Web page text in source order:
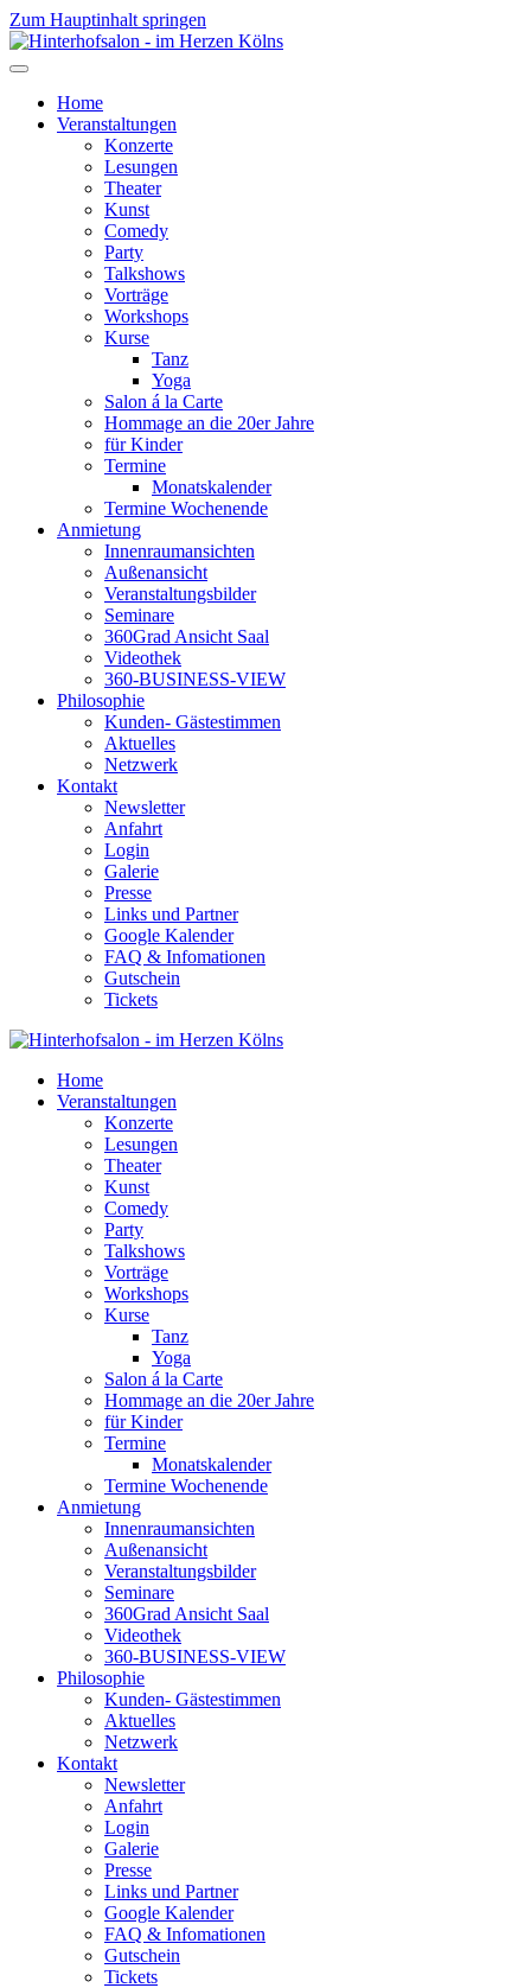
Zum Hauptinhalt springen
Home
Veranstaltungen
Konzerte
Lesungen
Theater
Kunst
Comedy
Party
Talkshows
Vorträge
Workshops
Kurse
Tanz
Yoga
Salon á la Carte
Hommage an die 20er Jahre
für Kinder
Termine
Monatskalender
Termine Wochenende
Anmietung
Innenraumansichten
Außenansicht
Veranstaltungsbilder
Seminare
360Grad Ansicht Saal
Videothek
360-BUSINESS-VIEW
Philosophie
Kunden- Gästestimmen
Aktuelles
Netzwerk
Kontakt
Newsletter
Anfahrt
Login
Galerie
Presse
Links und Partner
Google Kalender
FAQ & Infomationen
Gutschein
Tickets
Home
Veranstaltungen
Konzerte
Lesungen
Theater
Kunst
Comedy
Party
Talkshows
Vorträge
Workshops
Kurse
Tanz
Yoga
Salon á la Carte
Hommage an die 20er Jahre
für Kinder
Termine
Monatskalender
Termine Wochenende
Anmietung
Innenraumansichten
Außenansicht
Veranstaltungsbilder
Seminare
360Grad Ansicht Saal
Videothek
360-BUSINESS-VIEW
Philosophie
Kunden- Gästestimmen
Aktuelles
Netzwerk
Kontakt
Newsletter
Anfahrt
Login
Galerie
Presse
Links und Partner
Google Kalender
FAQ & Infomationen
Gutschein
Tickets